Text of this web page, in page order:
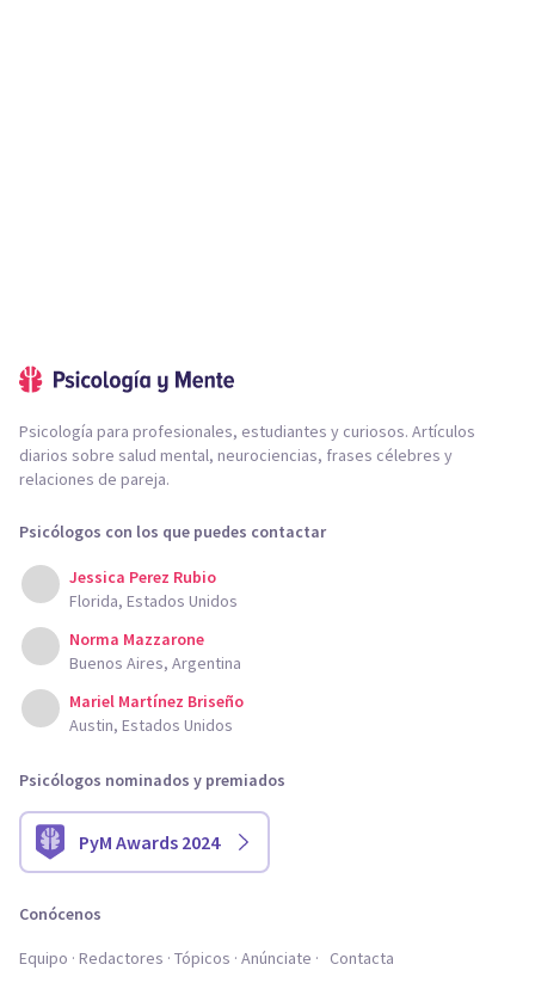
Psicología para profesionales, estudiantes y curiosos. Artículos
diarios sobre salud mental, neurociencias, frases célebres y
relaciones de pareja.
Psicólogos con los que puedes contactar
Jessica Perez Rubio
Florida, Estados Unidos
Norma Mazzarone
Buenos Aires, Argentina
Mariel Martínez Briseño
Austin, Estados Unidos
Psicólogos nominados y premiados
PyM Awards 2024
Conócenos
Equipo Redactores Tópicos Anúnciate Contacta